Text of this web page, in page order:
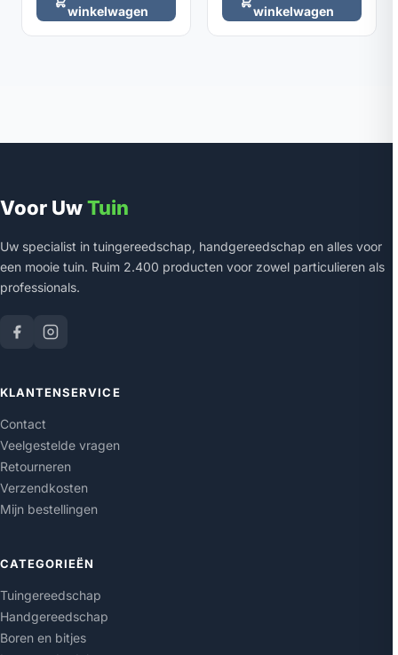
winkelwagen
winkelwagen
Voor UwTuin
Uw specialist in tuingereedschap, handgereedschap en alles voor
een mooie tuin. Ruim 2.400 producten voor zowel particulieren als
professionals.
KLANTENSERVICE
Contact
Veelgestelde vragen
Retourneren
Verzendkosten
Mijn bestellingen
CATEGORIEËN
Tuingereedschap
Handgereedschap
Boren en bitjes